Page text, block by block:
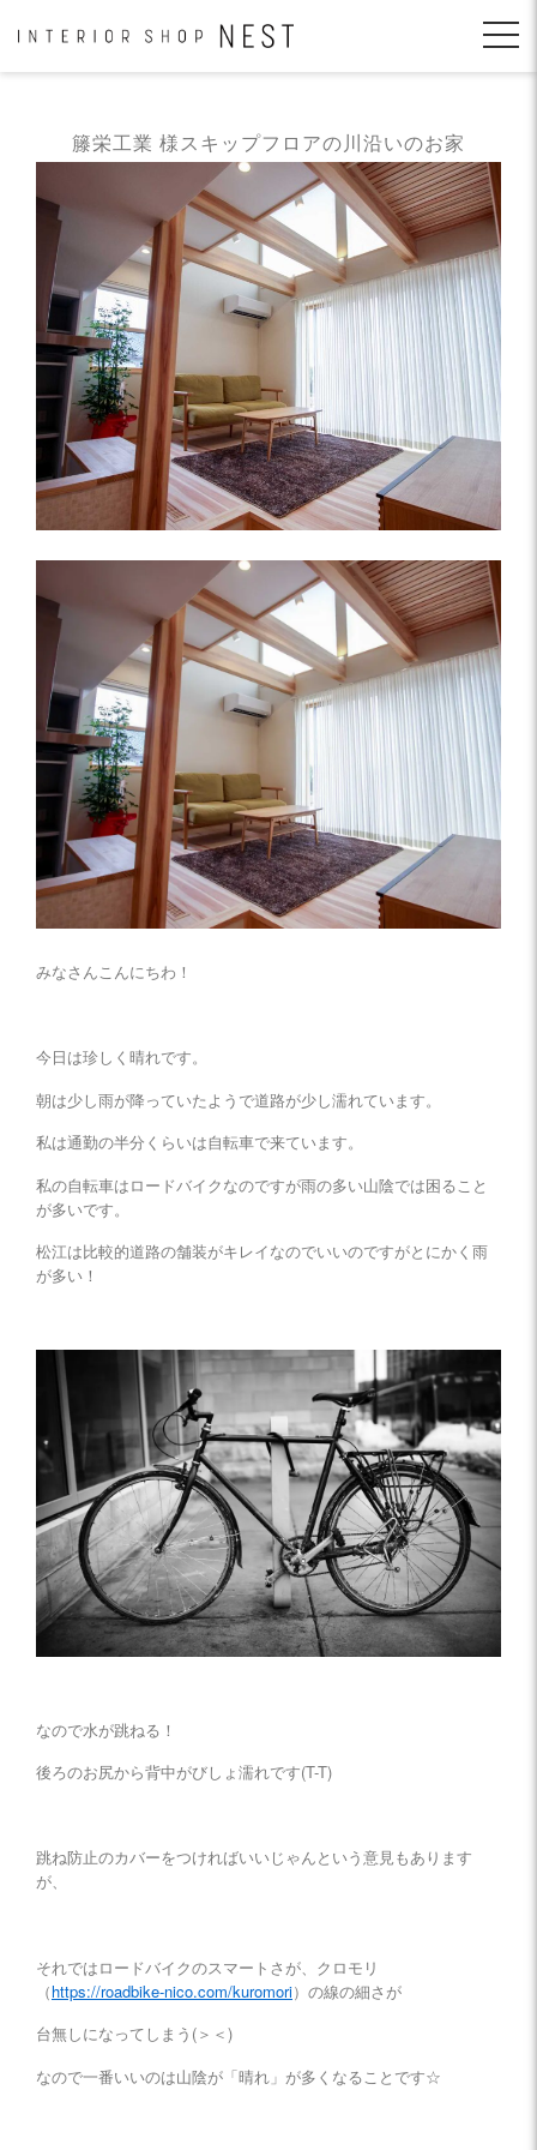
籐栄工業 様スキップフロアの川沿いのお家
みなさんこんにちわ！
今日は珍しく晴れです。
朝は少し雨が降っていたようで道路が少し濡れています。
私は通勤の半分くらいは自転車で来ています。
私の自転車はロードバイクなのですが雨の多い山陰では困ること
が多いです。
松江は比較的道路の舗装がキレイなのでいいのですがとにかく雨
が多い！
なので水が跳ねる！
後ろのお尻から背中がびしょ濡れです(T-T)
跳ね防止のカバーをつければいいじゃんという意見もあります
が、
それではロードバイクのスマートさが、クロモリ
（https://roadbike-nico.com/kuromori）の線の細さが
台無しになってしまう(＞＜)
なので一番いいのは山陰が「晴れ」が多くなることです☆